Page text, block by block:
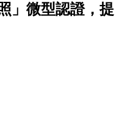
」微型認證，提